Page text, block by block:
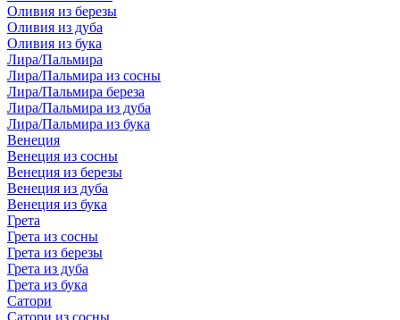
Оливия из березы
Оливия из дуба
Оливия из бука
Лира/Пальмира
Лира/Пальмира из сосны
Лира/Пальмира береза
Лира/Пальмира из дуба
Лира/Пальмира из бука
Венеция
Венеция из сосны
Венеция из березы
Венеция из дуба
Венеция из бука
Грета
Грета из сосны
Грета из березы
Грета из дуба
Грета из бука
Сатори
Сатори из сосны